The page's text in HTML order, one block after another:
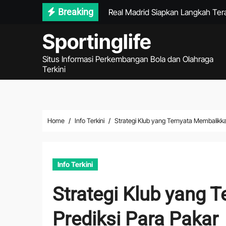
Breaking
Real Madrid Siapkan Langkah
Ragnar Oratmangoen Masuk
Garuda Perlu Menekan Sejak
Persib Gagal Juara Setelah
Sportinglife
Situs Informasi Perkembangan Bola dan Olahraga
Terkini
Home Info Terkini Strategi Klub yang Ternyata
Info Terkini
Strategi Klub yang
Prediksi Para Pakar